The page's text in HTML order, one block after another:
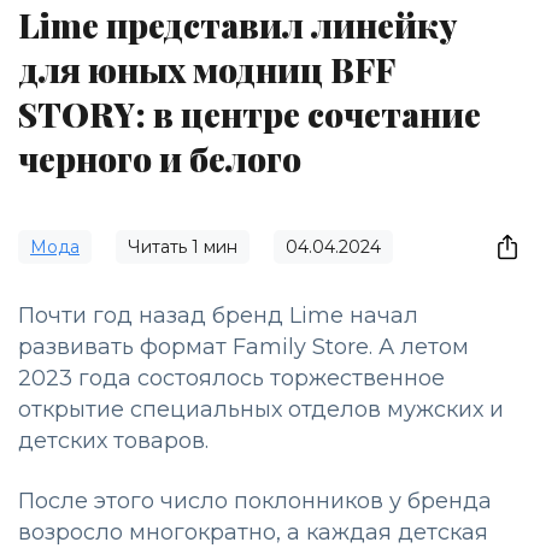
Lime представил линейку
для юных модниц BFF
STORY: в центре сочетание
черного и белого
Мода Читать 1 мин 04.04.2024
Почти год назад бренд Lime начал
развивать формат Family Store. А летом
2023 года состоялось торжественное
открытие специальных отделов мужских и
детских товаров.
После этого число поклонников у бренда
возросло многократно, а каждая детская